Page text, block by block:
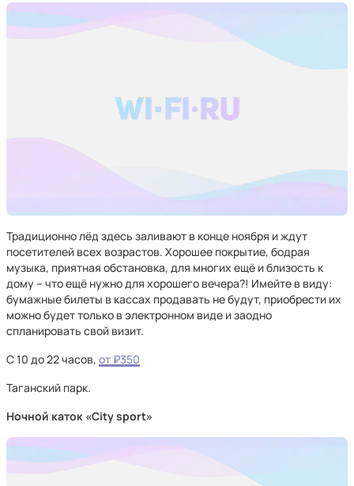
Традиционно лёд здесь заливают в конце ноября и ждут
посетителей всех возрастов. Хорошее покрытие, бодрая
музыка, приятная обстановка, для многих ещё и близость к
дому – что ещё нужно для хорошего вечера?! Имейте в виду:
бумажные билеты в кассах продавать не будут, приобрести их
можно будет только в электронном виде и заодно
спланировать свой визит.
С 10 до 22 часов, от ₽350
Таганский парк.
Ночной каток «City sport»